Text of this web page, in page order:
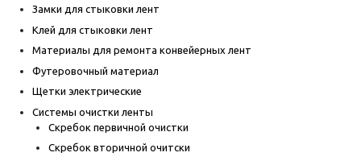
Замки для стыковки лент
Клей для стыковки лент
Материалы для ремонта конвейерных лент
Футеровочный материал
Щетки электрические
Системы очистки ленты
Скребок первичной очистки
Скребок вторичной очитски